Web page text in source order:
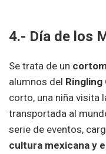
4.- Día de los
Se trata de un
alumnos del Ringling
corto, una niña visita
transportada al
serie de eventos,
cultura mexicana y